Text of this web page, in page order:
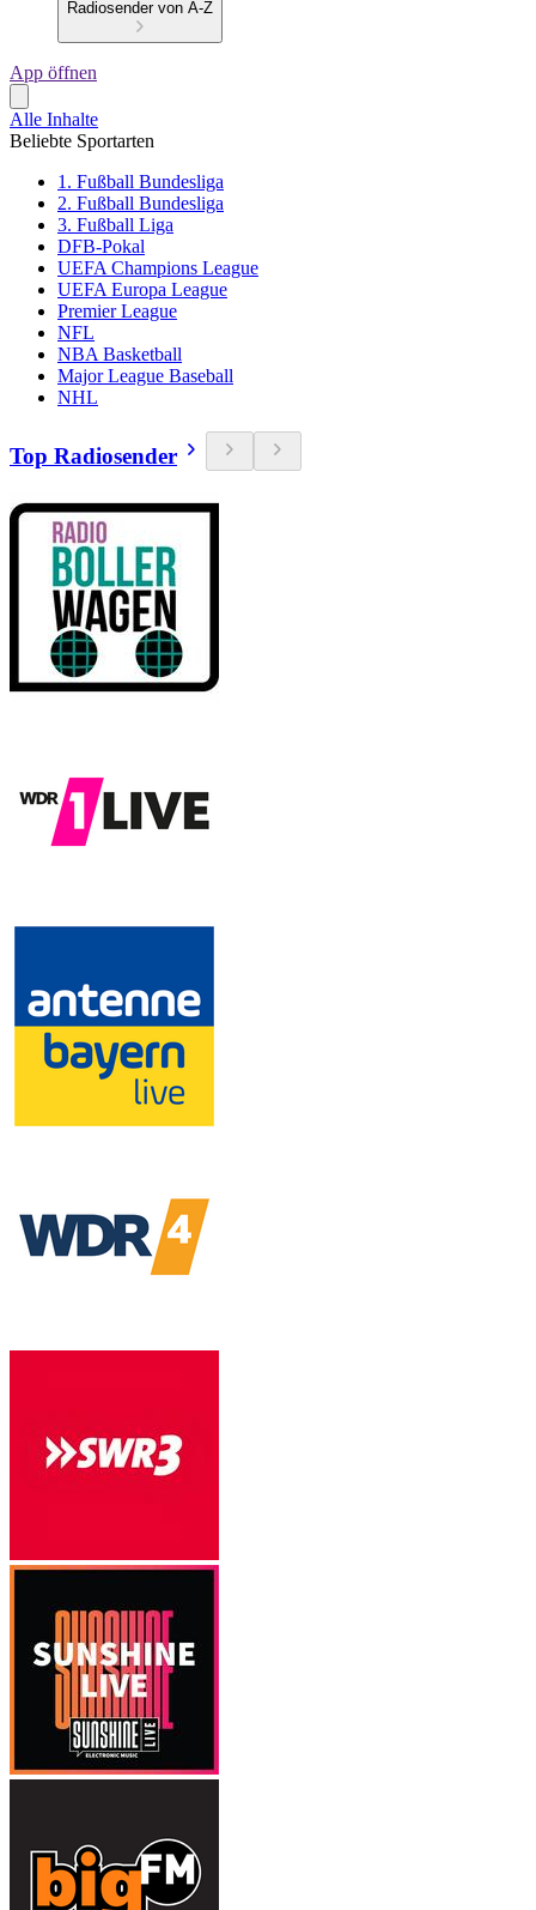
Radiosender von A-Z
App öffnen
Alle Inhalte
Beliebte Sportarten
1. Fußball Bundesliga
2. Fußball Bundesliga
3. Fußball Liga
DFB-Pokal
UEFA Champions League
UEFA Europa League
Premier League
NFL
NBA Basketball
Major League Baseball
NHL
Top Radiosender